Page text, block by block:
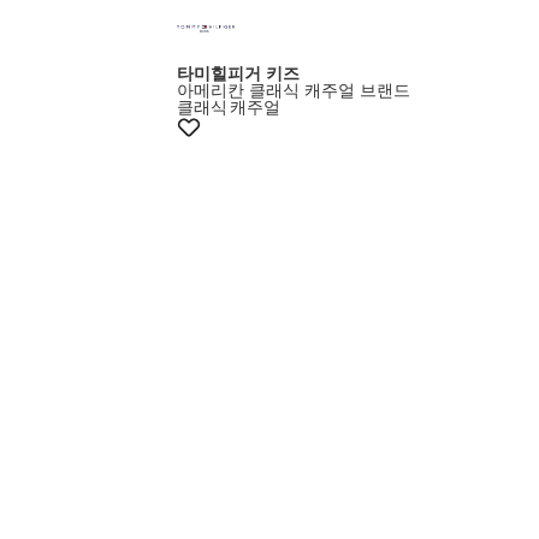
타미힐피거 키즈
아메리칸 클래식 캐주얼 브랜드
클래식 캐주얼